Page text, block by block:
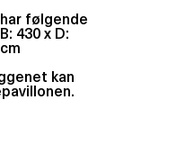
følgende
430 x D:
kan